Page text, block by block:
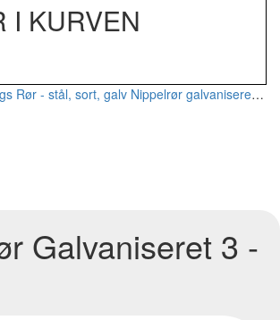
I KURVEN
Rør - stål, sort, galv Nippelrør galvaniseret
Galvaniseret 3 -